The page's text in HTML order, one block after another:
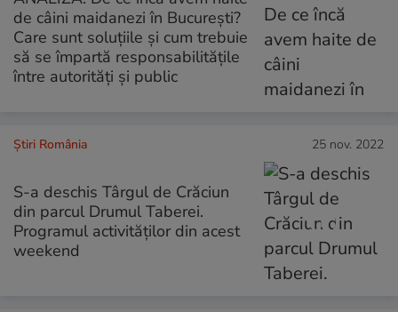
de câini maidanezi în București?
Care sunt soluțiile și cum trebuie
să se împartă responsabilitățile
între autorități și public
Știri România 25 nov. 2022
S-a deschis Târgul de Crăciun
din parcul Drumul Taberei.
Programul activităților din acest
weekend